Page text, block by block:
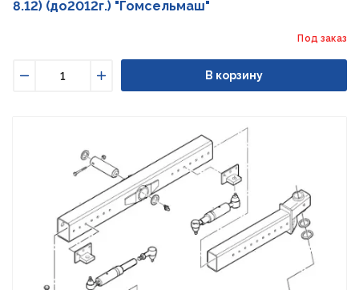
8.12) (до2012г.) "Гомсельмаш"
Под заказ
Увеличить
В корзину